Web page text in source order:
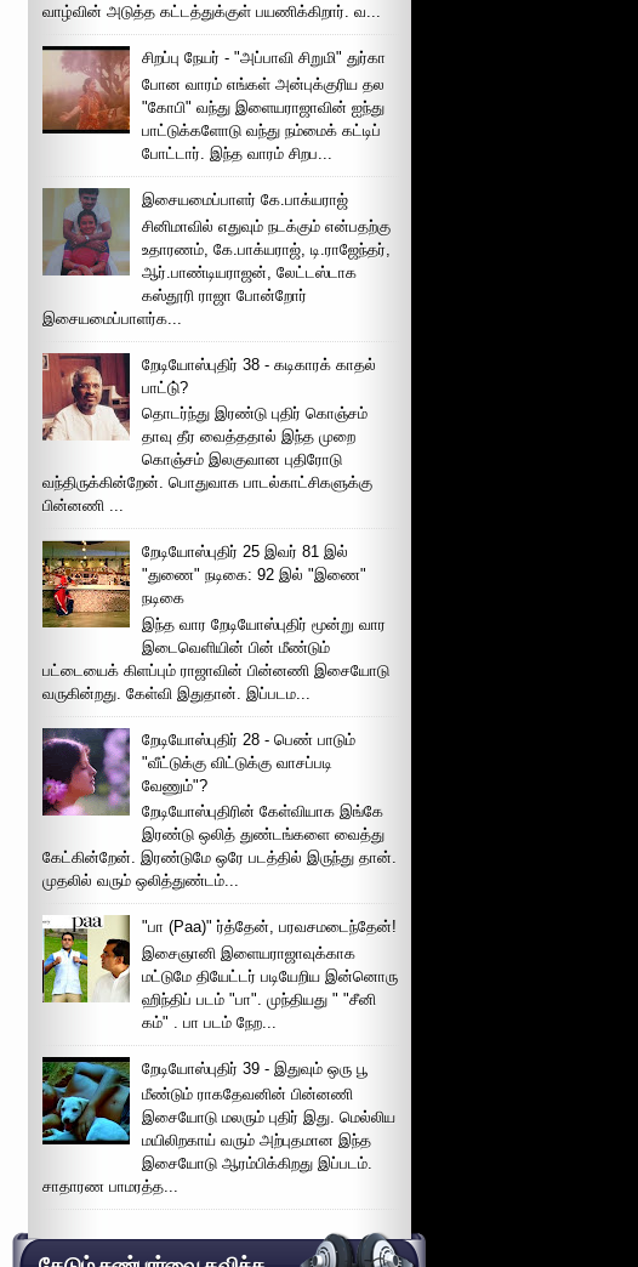
வாழ்வின் அடுத்த கட்டத்துக்குள் பயணிக்கிறார். வ...
சிறப்பு நேயர் - "அப்பாவி சிறுமி" துர்கா
போன வாரம் எங்கள் அன்புக்குரிய தல
"கோபி" வந்து இளையராஜாவின் ஐந்து
பாட்டுக்களோடு வந்து நம்மைக் கட்டிப்
போட்டார். இந்த வாரம் சிறப...
இசையமைப்பாளர் கே.பாக்யராஜ்
சினிமாவில் எதுவும் நடக்கும் என்பதற்கு
உதாரணம், கே.பாக்யராஜ், டி.ராஜேந்தர்,
ஆர்.பாண்டியராஜன், லேட்டஸ்டாக
கஸ்தூரி ராஜா போன்றோர்
இசையமைப்பாளர்க...
றேடியோஸ்புதிர் 38 - கடிகாரக் காதல்
பாட்டு்?
தொடர்ந்து இரண்டு புதிர் கொஞ்சம்
தாவு தீர வைத்ததால் இந்த முறை
கொஞ்சம் இலகுவான புதிரோடு
வந்திருக்கின்றேன். பொதுவாக பாடல்காட்சிகளுக்கு
பின்னணி ...
றேடியோஸ்புதிர் 25 இவர் 81 இல்
"துணை" நடிகை: 92 இல் "இணை"
நடிகை
இந்த வார றேடியோஸ்புதிர் மூன்று வார
இடைவெளியின் பின் மீண்டும்
பட்டையைக் கிளப்பும் ராஜாவின் பின்னணி இசையோடு
வருகின்றது. கேள்வி இதுதான். இப்படம...
றேடியோஸ்புதிர் 28 - பெண் பாடும்
"வீட்டுக்கு விட்டுக்கு வாசப்படி
வேணும்"?
றேடியோஸ்புதிரின் கேள்வியாக இங்கே
இரண்டு ஒலித் துண்டங்களை வைத்து
கேட்கின்றேன். இரண்டுமே ஒரே படத்தில் இருந்து தான்.
முதலில் வரும் ஒலித்துண்டம்...
"பா (Paa)" ர்த்தேன், பரவசமடைந்தேன்!
இசைஞானி இளையராஜாவுக்காக
மட்டுமே தியேட்டர் படியேறிய இன்னொரு
ஹிந்திப் படம் "பா". முந்தியது " "சீனி
கம்" . பா படம் நேற...
றேடியோஸ்புதிர் 39 - இதுவும் ஒரு பூ
மீண்டும் ராகதேவனின் பின்னணி
இசையோடு மலரும் புதிர் இது. மெல்லிய
மயிலிறகாய் வரும் அற்புதமான இந்த
இசையோடு ஆரம்பிக்கிறது இப்படம்.
சாதாரண பாமரத்த...